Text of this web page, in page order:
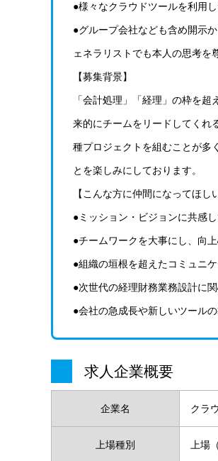
●様々なクラウドツールを利用
●グループ会社なども含め開示
ェネラリストでも本人の思考を
【募集背景】
「会計処理」「経理」の枠を
来的にチームをリードしてくれ
種プロジェクトを組むことが多
とを楽しみにしております。
【こんな方に仲間になってほし
●ミッション・ビジョンに共感
●チームワークを大事にし、向
●組織の垣根を超えたコミュニ
●次世代の経理財務業務設計に
●会社の急成長や新しいツール
求人企業概要
企業名 クラ
上場種別 上場